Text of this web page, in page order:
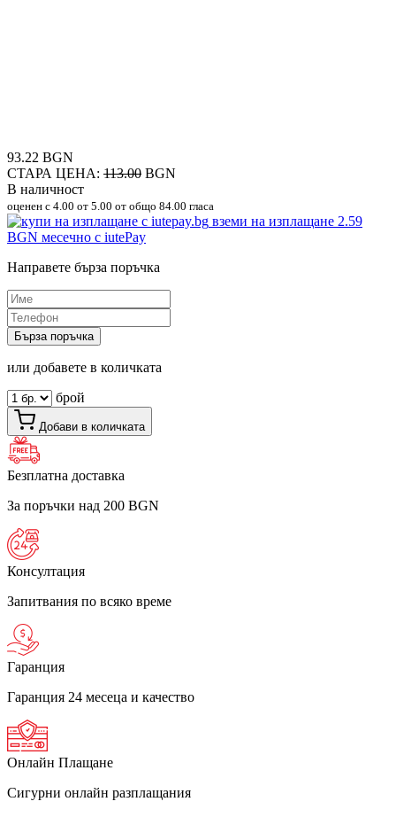
93.22 BGN
СТАРА ЦЕНА: 113.00 BGN
В наличност
оценен с 4.00 от 5.00 от общо 84.00 гласа
вземи на изплащане 2.59
BGN месечно с iutePay
Направете бърза поръчка
Бърза поръчка
или добавете в количката
брой
Добави в количката
Безплатна доставка
За поръчки над 200 BGN
Консултация
Запитвания по всяко време
Гаранция
Гаранция 24 месеца и качество
Онлайн Плащане
Сигурни онлайн разплащания